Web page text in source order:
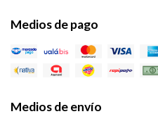
Medios de pago
Medios de envío